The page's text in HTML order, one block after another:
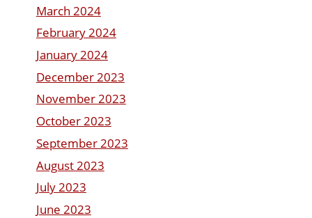
March 2024
February 2024
January 2024
December 2023
November 2023
October 2023
September 2023
August 2023
July 2023
June 2023